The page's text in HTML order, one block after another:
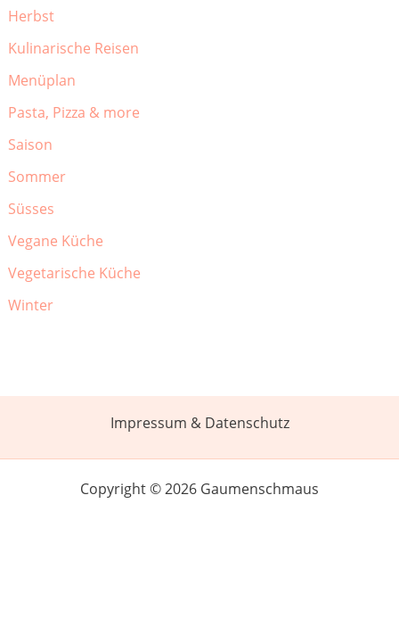
Herbst
Kulinarische Reisen
Menüplan
Pasta, Pizza & more
Saison
Sommer
Süsses
Vegane Küche
Vegetarische Küche
Winter
Impressum & Datenschutz
Copyright © 2026 Gaumenschmaus